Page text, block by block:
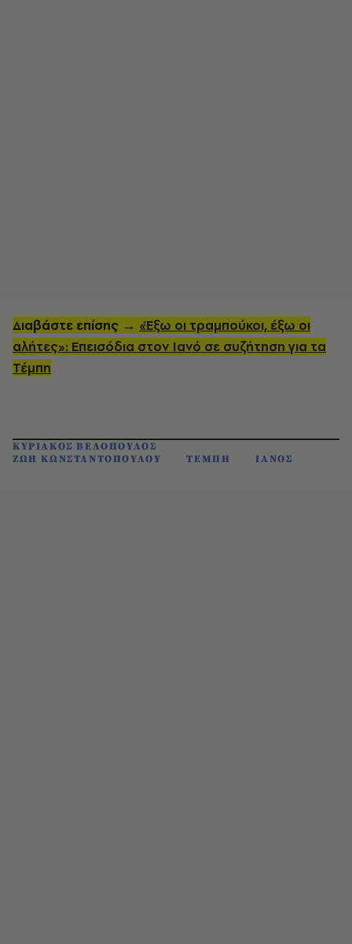
Διαβάστε επίσης → «Έξω οι τραμπούκοι, έξω οι
αλήτες»: Επεισόδια στον Ιανό σε συζήτηση για τα
Τέμπη
ΚΥΡΙΑΚΟΣ ΒΕΛΟΠΟΥΛΟΣ
ΖΩΗ ΚΩΝΣΤΑΝΤΟΠΟΥΛΟΥ
ΤΕΜΠΗ ΙΑΝΟΣ